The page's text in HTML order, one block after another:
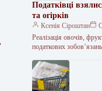
Податківці
та огірків
Ксенія Сіроштан
Реалізація овочів,
податкових